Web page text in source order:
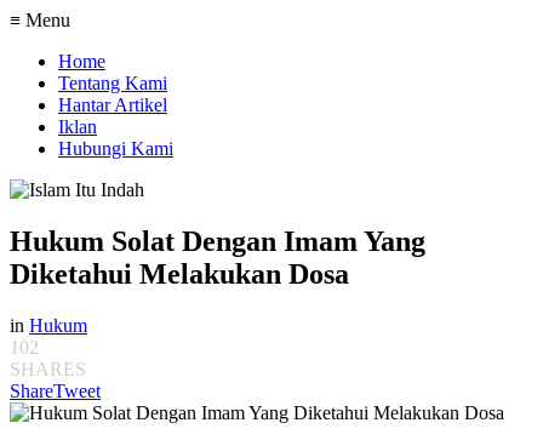
≡ Menu
Home
Tentang Kami
Hantar Artikel
Iklan
Hubungi Kami
Hukum Solat Dengan Imam Yang
Diketahui Melakukan Dosa
in Hukum
102
SHARES
ShareTweet